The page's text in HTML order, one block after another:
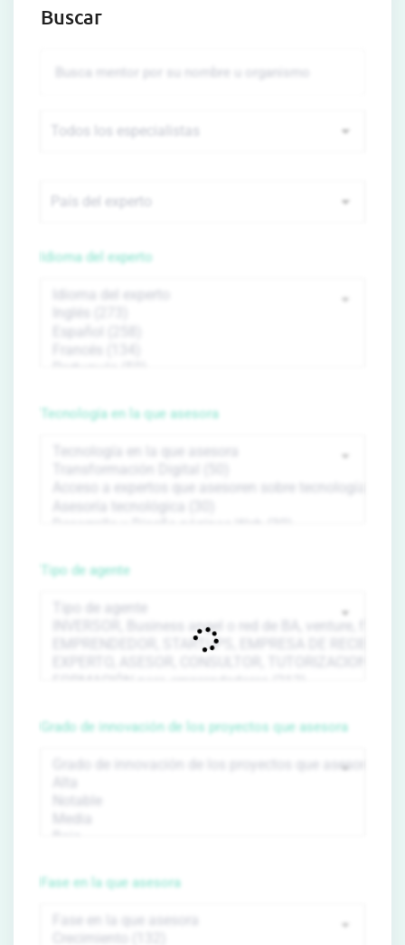
Buscar
Idioma del experto
Tecnología en la que asesora
Tipo de agente
Grado de innovación de los proyectos que asesora
Fase en la que asesora